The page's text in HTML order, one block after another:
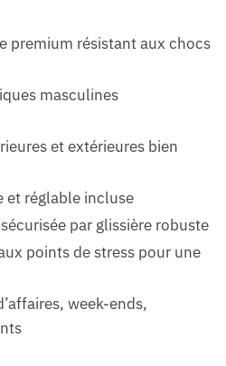
premium résistant aux chocs
masculines
et extérieures bien
et réglable incluse
par glissière robuste
points de stress pour une
week-ends,